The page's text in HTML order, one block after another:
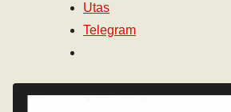
Utas
Telegram